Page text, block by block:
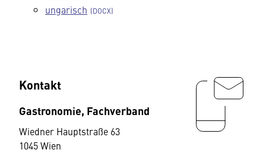
ungarisch
Kontakt
Gastronomie, Fachverband
Wiedner Hauptstraße 63
1045 Wien